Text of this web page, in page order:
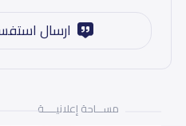
ارسال
مســـاحة إعلانيـــــة